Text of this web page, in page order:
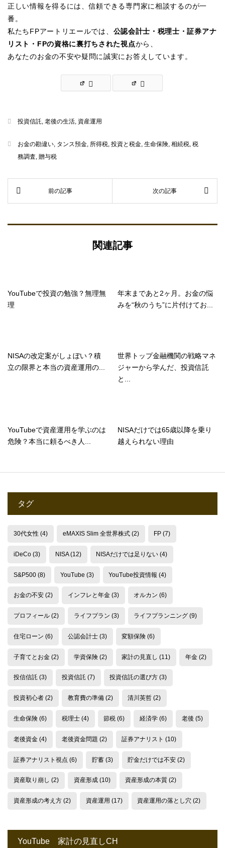
正しい情報を得るには、信頼できる専門家に相談するのが一
番。
私たちFPアートリエールでは、 公認会計士・税理士・証券アナ
リスト・FPの資格に裏打ちされた視点から、
あなたのお金の不安や疑問に誠実にお答えしています。
投資信託, 老後の生活, 資産運用
お金の勘違い, タンス預金, 所得税, 投資と税金, 生命保険, 相続税, 税
務調査, 贈与税
関連記事
YouTubeで投資の勉強？無理無
理
年末まであと2ヶ月。お金の悩
みを“秋のうち”に片付けてお...
NISAの改定案がしょぼい？積
立の限界と本当の資産運用の...
世界トップ金融機関の戦略マネ
ジャーから学んだ、投資信託
と...
YouTubeで資産運用を学ぶのは
危険？本当に頼るべき人...
NISAだけでは65歳以降を乗り
越えられない理由
タグ
30代女性(4) eMAXIS Slim 全世界株式(2) FP (7)
iDeCo(3) NISA(12) NISAだけでは足りない (4)
S&P500(8) YouTube (3) YouTube投資情報 (4)
お金の不安(2) インフレと年金(3) オルカン (6)
プロフィール(2) ライフプラン (3) ライフプランニング (9)
住宅ローン (6) 公認会計士(3) 変額保険 (6)
子育てとお金(2) 学資保険(2) 家計の見直し (11) 年金 (2)
投信信託(3) 投資信託(7) 投資信託の選び方 (3)
投資初心者(2) 教育費の準備(2) 清川英哲 (2)
生命保険(6) 税理士(4) 節税 (6) 経済学 (6) 老後 (5)
老後資金(4) 老後資金問題 (2) 証券アナリスト (10)
証券アナリスト視点 (6) 貯蓄(3) 貯金だけでは不安 (2)
資産取り崩し (2) 資産形成(10) 資産形成の本質 (2)
資産形成の考え方(2) 資産運用 (17) 資産運用の落とし穴 (2)
YouTube 家計の見直しCH